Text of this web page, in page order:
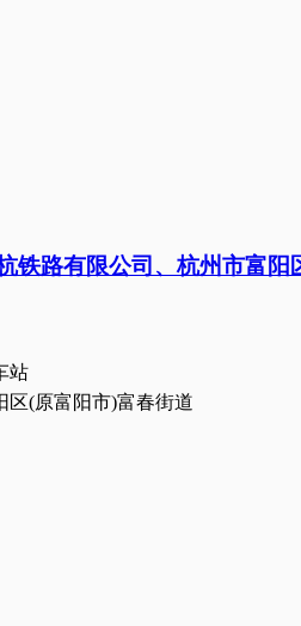
铁路有限公司、杭州市富
站
区(原富阳市)富春街道